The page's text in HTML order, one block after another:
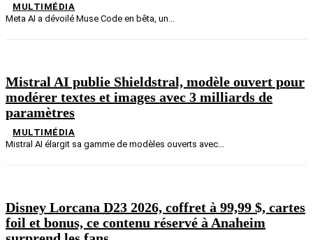
MULTIMÉDIA
Meta AI a dévoilé Muse Code en bêta, un...
Mistral AI publie Shieldstral, modèle ouvert pour
modérer textes et images avec 3 milliards de
paramètres
MULTIMÉDIA
Mistral AI élargit sa gamme de modèles ouverts avec...
Disney Lorcana D23 2026, coffret à 99,99 $, cartes
foil et bonus, ce contenu réservé à Anaheim